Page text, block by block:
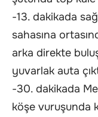
-13. dakikada
sahasına
arka direkte
yuvarlak auta
-30. dakikada
köşe vuruşunda